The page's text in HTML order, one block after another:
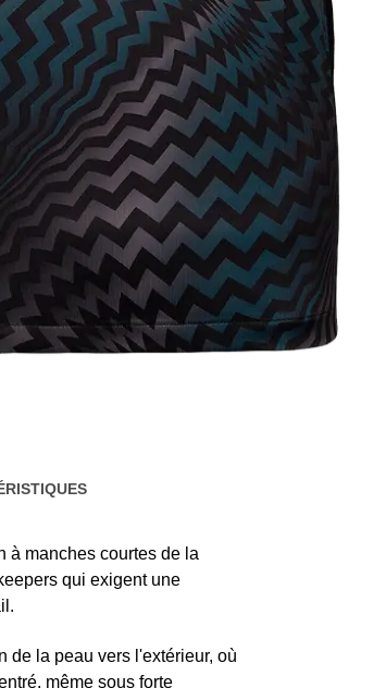
à manches courtes de la
qui exigent une
de la peau vers l'extérieur, où
même sous forte